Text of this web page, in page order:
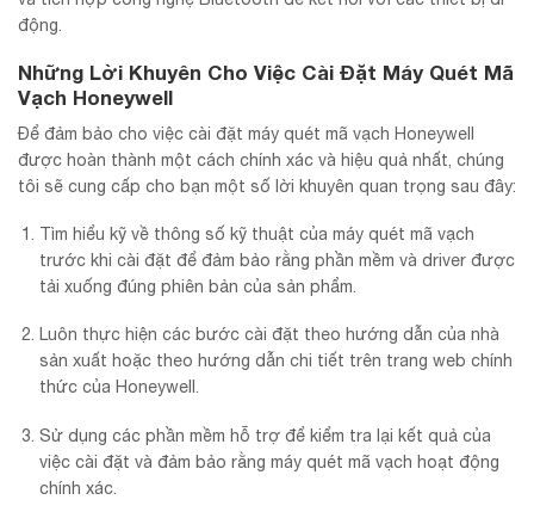
động.
Những Lời Khuyên Cho Việc Cài Đặt Máy Quét Mã
Vạch Honeywell
Để đảm bảo cho việc cài đặt máy quét mã vạch Honeywell
được hoàn thành một cách chính xác và hiệu quả nhất, chúng
tôi sẽ cung cấp cho bạn một số lời khuyên quan trọng sau đây:
Tìm hiểu kỹ về thông số kỹ thuật của máy quét mã vạch
trước khi cài đặt để đảm bảo rằng phần mềm và driver được
tải xuống đúng phiên bản của sản phẩm.
Luôn thực hiện các bước cài đặt theo hướng dẫn của nhà
sản xuất hoặc theo hướng dẫn chi tiết trên trang web chính
thức của Honeywell.
Sử dụng các phần mềm hỗ trợ để kiểm tra lại kết quả của
việc cài đặt và đảm bảo rằng máy quét mã vạch hoạt động
chính xác.